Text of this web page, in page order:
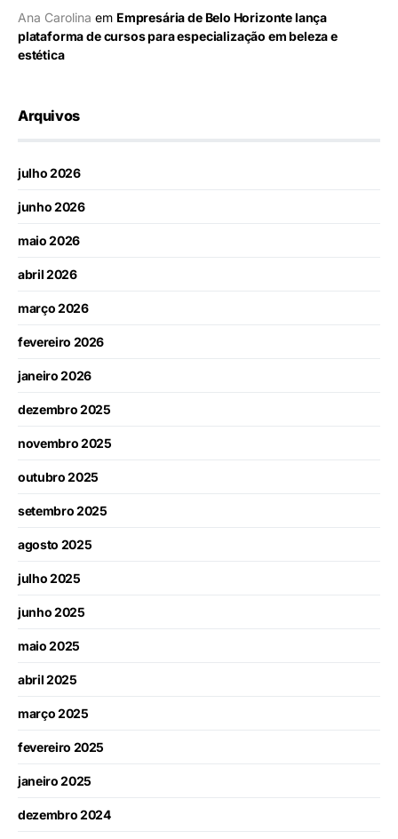
Ana Carolina em Empresária de Belo Horizonte lança
plataforma de cursos para especialização em beleza e
estética
Arquivos
julho 2026
junho 2026
maio 2026
abril 2026
março 2026
fevereiro 2026
janeiro 2026
dezembro 2025
novembro 2025
outubro 2025
setembro 2025
agosto 2025
julho 2025
junho 2025
maio 2025
abril 2025
março 2025
fevereiro 2025
janeiro 2025
dezembro 2024